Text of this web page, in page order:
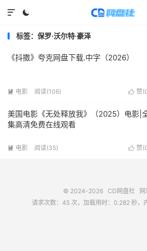


标签：保罗·沃尔特·豪泽
《抖擞》夸克网盘下载.中字（2026）
 赞(
 电影 阅读(106)
美国电影《无处释放我》（2025）电影|
集高清免费在线观看
 赞(
 电影 阅读(35)
© 2024-2026 CD网盘社
请求次数：45 次，加载用时：0.282 秒，